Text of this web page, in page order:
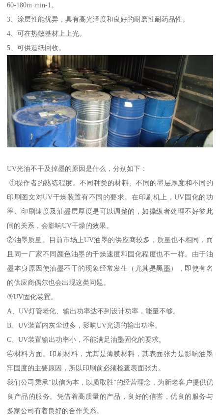
60-180m·min-1。
3、涂层性能优异，具有高光泽度和良好的耐磨性耐药品性。
4、可在热敏基材上上光。
5、可供造纸回收。
UV光油不干及掉墨的原因是什么，分别如下：
①操作者的熟练程度。不同种类的材料、不同的墨层厚度和不同的
印刷图文对UV干燥装置有不同的要求。在印刷机上，UV固化的功
率、印刷速度及油墨层厚度是可以调整的，如操纵者处理不好彼此
间的关系，会影响UV干燥的效果。
②油墨质量。目前市场上UV油墨的供应商较多，质量也不相同，而
且同一厂家不同颜色油墨的干燥速度和固化程度也不一样。由于油
墨本身原因使油墨不干的现象经常发生（尤其是黑墨），即使有名
的供应商偶尔也会出现这类问题。
③UV固化装置。
A、UV灯管老化、输出功率达不到设计功率，能量不够。
B、UV装置内灰尘过多，影响UV光源的输出功率。
C、UV装置输出功率小，不能满足油墨固化的要求。
④材料方面。印刷材料，尤其是薄膜材料，其表面张力是影响油墨
牢固度的主要原因，所以印刷前必须检查表面张力。
我们公司秉承“以信为本，以质取胜”的经营理念，为新老客户提供优
良产品的服务。凭借着高质量的产品，良好的信誉，优良的服务与
多家公司有着良好的合作关系。